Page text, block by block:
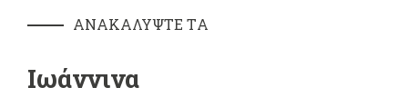
ΑΝΑΚΑΛΥΨΤΕ ΤA
Ιωάννινα